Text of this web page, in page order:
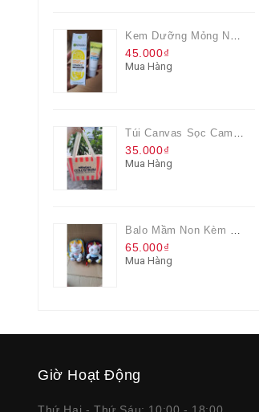
Kem Dưỡng Mỏng Nhẹ Cấp Ẩm & Sáng Da Vitamin C 20ml
45.000₫
Mua Hàng
Túi Canvas Sọc Cam Có Dây Kéo
35.000₫
Mua Hàng
Balo Mầm Non Kèm Thú Bông Cho Bé
65.000₫
Mua Hàng
Giờ Hoạt Động